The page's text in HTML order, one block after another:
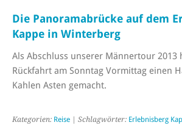
Die Panoramabrücke auf dem
Kappe in Winterberg
Als Abschluss unserer Männertour 2013
Rückfahrt am Sonntag Vormittag einen
Kahlen Asten gemacht.
Kategorien: Reise | Schlagwörter: Erlebnisberg